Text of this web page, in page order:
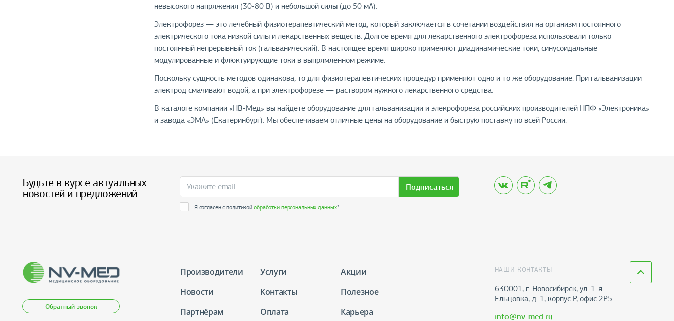
невысокого напряжения (30-80 В) и небольшой силы (до 50 мА).
Электрофорез — это лечебный физиотерапевтический метод, который заключается в сочетании воздействия на организм постоянного
электрического тока низкой силы и лекарственных веществ. Долгое время для лекарственного электрофореза использовали только
постоянный непрерывный ток (гальванический). В настоящее время широко применяют диадинамические токи, синусоидальные
модулированные и флюктуирующие токи в выпрямленном режиме.
Поскольку сущность методов одинакова, то для физиотерапевтических процедур применяют одно и то же оборудование. При гальванизации
электрод смачивают водой, а при электрофорезе — раствором нужного лекарственного средства.
В каталоге компании «НВ-Мед» вы найдёте оборудование для гальванизации и элекрофореза российских производителей НПФ «Электроника»
и завода «ЭМА» (Екатеринбург). Мы обеспечиваем отличные цены на оборудование и быструю поставку по всей России.
Будьте в курсе актуальных
новостей и предложений
Подписаться
Я согласен с политикойобработки персональных данных*
Обратный звонок
Производители Услуги
Акции
Новости
Контакты
Полезное
Партнёрам
Оплата Карьера
НАШИ КОНТАКТЫ
630001, г. Новосибирск, ул. 1-я
Ельцовка, д. 1, корпус Р, офис 2Р5
info@nv-med.ru